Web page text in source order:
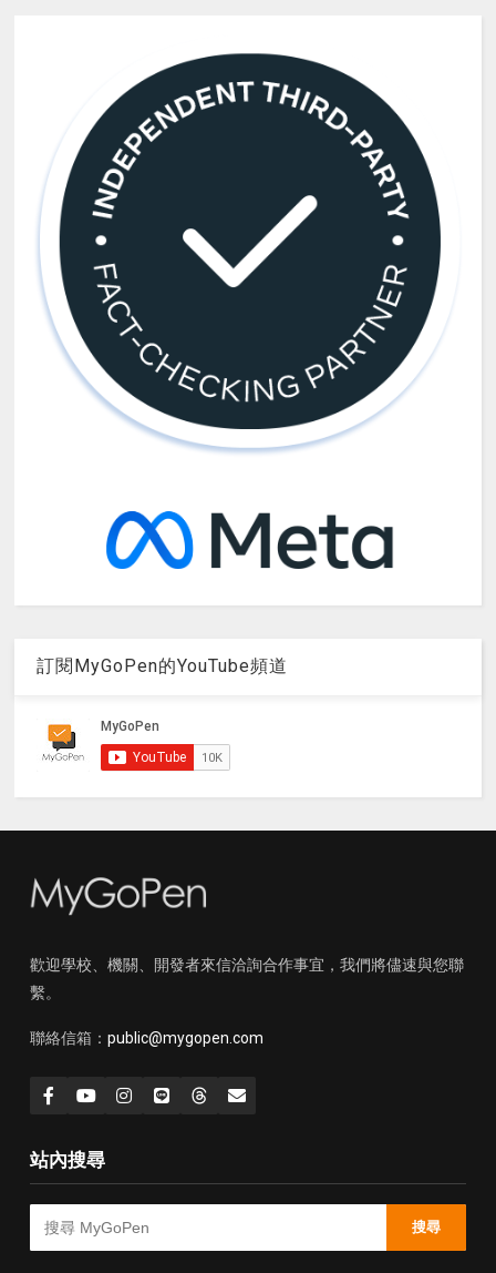
訂閱MyGoPen的YouTube頻道
歡迎學校、機關、開發者來信洽詢合作事宜，我們將儘速與您聯
繫。
聯絡信箱： public@mygopen.com
站內搜尋
搜尋